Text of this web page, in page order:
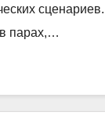
сценариев.
парах,…